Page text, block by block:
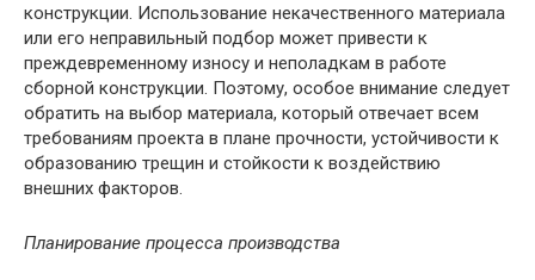
конструкции. Использование некачественного материала
или его неправильный подбор может привести к
преждевременному износу и неполадкам в работе
сборной конструкции. Поэтому, особое внимание следует
обратить на выбор материала, который отвечает всем
требованиям проекта в плане прочности, устойчивости к
образованию трещин и стойкости к воздействию
внешних факторов.
Планирование процесса производства